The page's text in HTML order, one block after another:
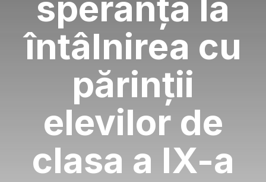
întâlnirea cu
părinții
elevilor de
clasa a IX-a